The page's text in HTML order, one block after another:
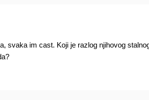
svaka im cast. Koji je razlog njihovog